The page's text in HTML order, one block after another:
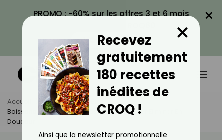
PROMO : -60% sur les offres 3 et 6 mois
VOIR LA PROMO
×
Accueil Actus
Bien-Être
Boissons Détox : 10 Recettes Naturelles Pour Éliminer En
Douceur
Recevez
gratuitement
180 recettes
inédites de
CROQ !
×
Ainsi que la newsletter promotionnelle